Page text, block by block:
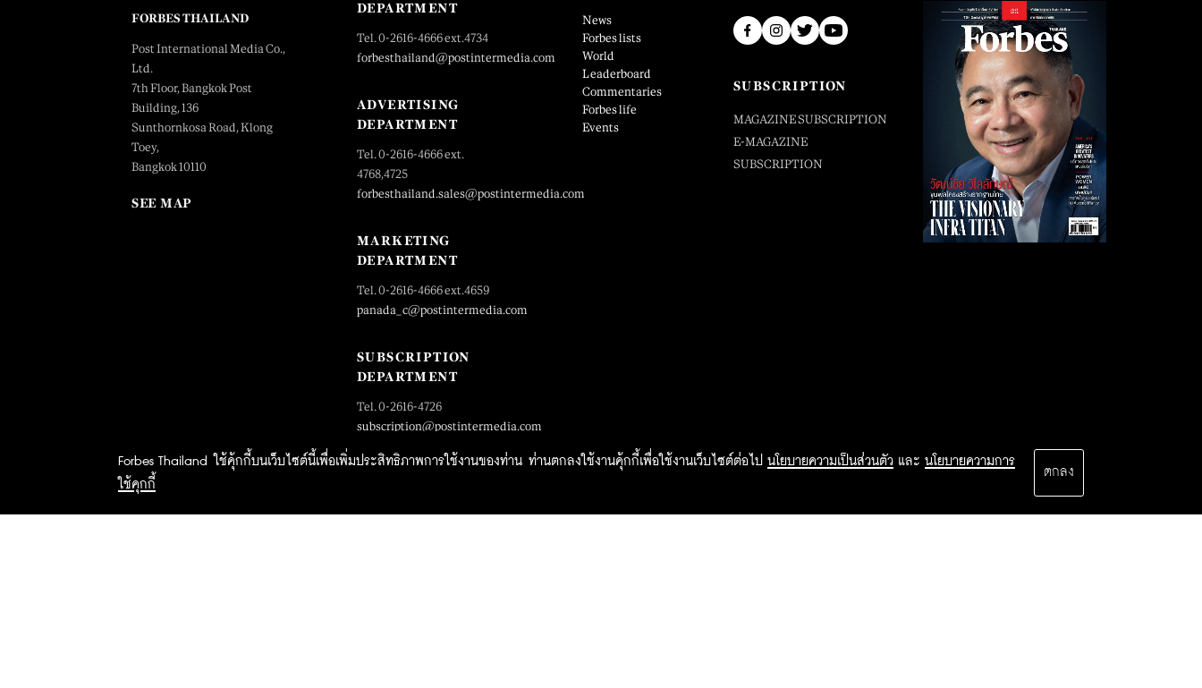
Forbes Thailand ใช้คุ้กกี้บนเว็บไซต์นี้เพื่อเพิ่มประสิทธิภาพการใช้งานของท่าน ท่านตกลงใช้งานคุ้กกี้เพื่อใช้งานเว็บไซต์ต่อไป นโยบายความเป็นส่วนตัว และ นโยบายความการ
ใช้คุกกี้
ตกลง
FORBES THAILAND
Post International Media Co.,
Ltd.
7th Floor, Bangkok Post
Building, 136
Sunthornkosa Road, Klong
Toey,
Bangkok 10110
SEE MAP
DEPARTMENT
Tel. 0-2616-4666 ext.4734
forbesthailand@postintermedia.com
ADVERTISING
DEPARTMENT
Tel. 0-2616-4666 ext.
4768,4725
forbesthailand.sales@postintermedia.com
MARKETING
DEPARTMENT
Tel. 0-2616-4666 ext.4659
panada_c@postintermedia.com
SUBSCRIPTION
DEPARTMENT
Tel. 0-2616-4726
subscription@postintermedia.com
News
Forbes lists
World
Leaderboard
Commentaries
Forbes life
Events
SUBSCRIPTION
MAGAZINE SUBSCRIPTION
E-MAGAZINE
SUBSCRIPTION